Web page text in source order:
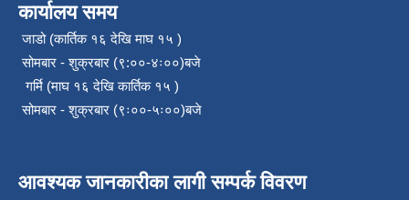
कार्यालय समय
जाडो (कार्तिक १६ देखि माघ १५ )
सोमबार - शुक्रबार (९:००-४ः००)बजे
गर्मि (माघ १६ देखि कार्तिक १५ )
सोमबार - शुक्रबार (९ः००-५ः००)बजे
आवश्यक जानकारीका लागी सम्पर्क विवरण